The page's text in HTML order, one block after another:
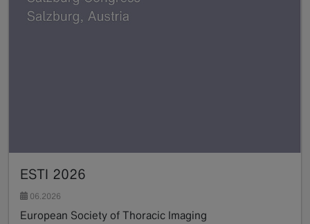
ESTI 2026
06.2026
European Society of Thoracic Imaging